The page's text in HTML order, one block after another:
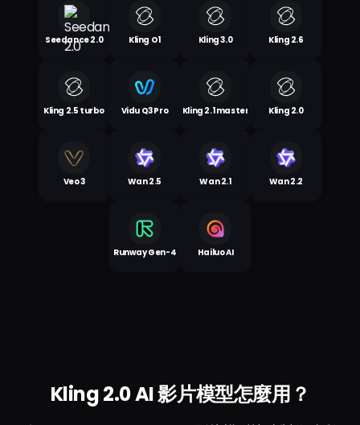
Seedance 2.0 Kling O1 Kling 3.0 Kling 2.6
Kling 2.5 turbo Vidu Q3 Pro Kling 2.1 master Kling 2.0
Veo 3 Wan 2.5 Wan 2.1 Wan 2.2
Runway Gen-4 Hailuo AI
Kling 2.0 AI 影片模型怎麼用？